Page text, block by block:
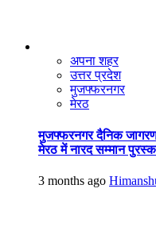
अपना शहर
उत्तर प्रदेश
मुजफ्फरनगर
मेरठ
मुजफ्फरनगर दैनिक
मेरठ में नारद सम्मान
3 months ago